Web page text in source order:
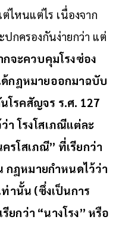
ไหนแต่ไร เนื่องจาก
กครองกันง่ายกว่า แต่
กจะควบคุมโรงซ่อง
ด้กฎหมายออกมาฉบับ
รคสัญจร ร.ศ. 127
า โรงโสเภณีแต่ละ
โสเภณี” ที่เรียกว่า
กฎหมายกำหนดไว้ว่า
านั้น (ซึ่งเป็นการ
กว่า “นางโรง” หรือ